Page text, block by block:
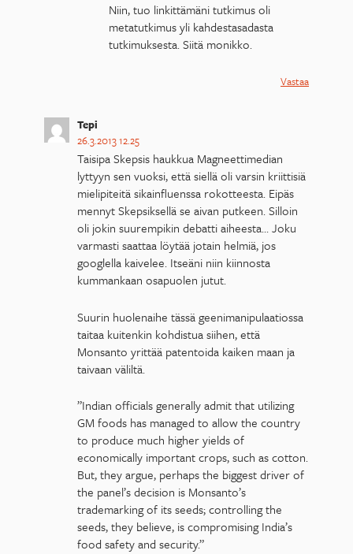
Niin, tuo linkittämäni tutkimus oli
metatutkimus yli kahdestasadasta
tutkimuksesta. Siitä monikko.
Vastaa
Tepi
26.3.2013 12.25
Taisipa Skepsis haukkua Magneettimedian
lyttyyn sen vuoksi, että siellä oli varsin kriittisiä
mielipiteitä sikainfluenssa rokotteesta. Eipäs
mennyt Skepsiksellä se aivan putkeen. Silloin
oli jokin suurempikin debatti aiheesta… Joku
varmasti saattaa löytää jotain helmiä, jos
googlella kaivelee. Itseäni niin kiinnosta
kummankaan osapuolen jutut.
Suurin huolenaihe tässä geenimanipulaatiossa
taitaa kuitenkin kohdistua siihen, että
Monsanto yrittää patentoida kaiken maan ja
taivaan väliltä.
”Indian officials generally admit that utilizing
GM foods has managed to allow the country
to produce much higher yields of
economically important crops, such as cotton.
But, they argue, perhaps the biggest driver of
the panel’s decision is Monsanto’s
trademarking of its seeds; controlling the
seeds, they believe, is compromising India’s
food safety and security.”